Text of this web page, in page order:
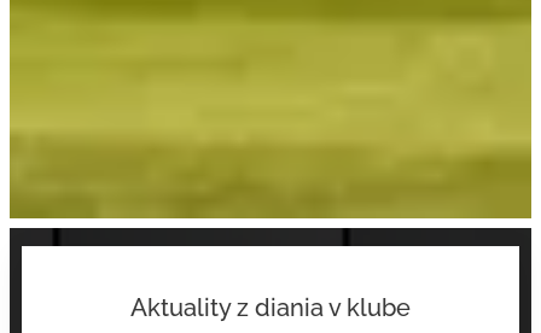
Aktuality z diania v klube